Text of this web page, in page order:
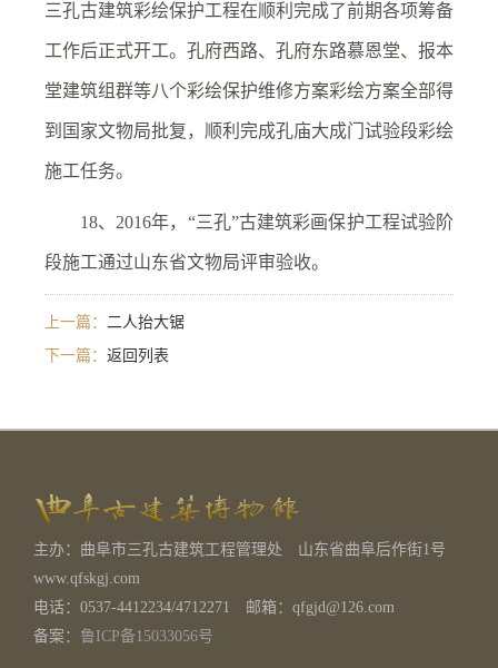
三孔古建筑彩绘保护工程在顺利完成了前期各项筹备
工作后正式开工。孔府西路、孔府东路慕恩堂、报本
堂建筑组群等八个彩绘保护维修方案彩绘方案全部得
到国家文物局批复，顺利完成孔庙大成门试验段彩绘
施工任务。
18、2016年，“三孔”古建筑彩画保护工程试验阶
段施工通过山东省文物局评审验收。
上一篇： 二人抬大锯
下一篇： 返回列表
主办：曲阜市三孔古建筑工程管理处 山东省曲阜后作街1号
www.qfskgj.com
电话：0537-4412234/4712271 邮箱：qfgjd@126.com
备案： 鲁ICP备15033056号